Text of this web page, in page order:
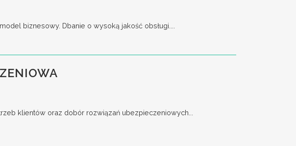
biznesowy. Dbanie o wysoką jakość obsługi....
klientów oraz dobór rozwiązań ubezpieczeniowych...